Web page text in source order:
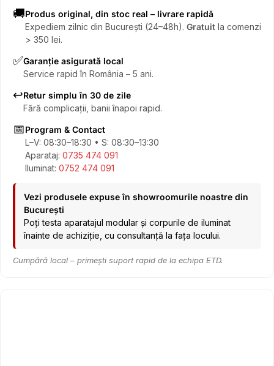
🚚Produs original, din stoc real – livrare rapidă
Expediem zilnic din București (24–48h). Gratuit la comenzi
> 350 lei.
✅Garanție asigurată local
Service rapid în România – 5 ani.
↩️Retur simplu în 30 de zile
Fără complicații, banii înapoi rapid.
📅Program & Contact
L–V: 08:30–18:30 • S: 08:30–13:30
Aparataj: 0735 474 091
Iluminat: 0752 474 091
Vezi produsele expuse în showroomurile noastre din
București
Poți testa aparatajul modular și corpurile de iluminat
înainte de achiziție, cu consultanță la fața locului.
Cumpără local – primești suport rapid de la echipa ETD.